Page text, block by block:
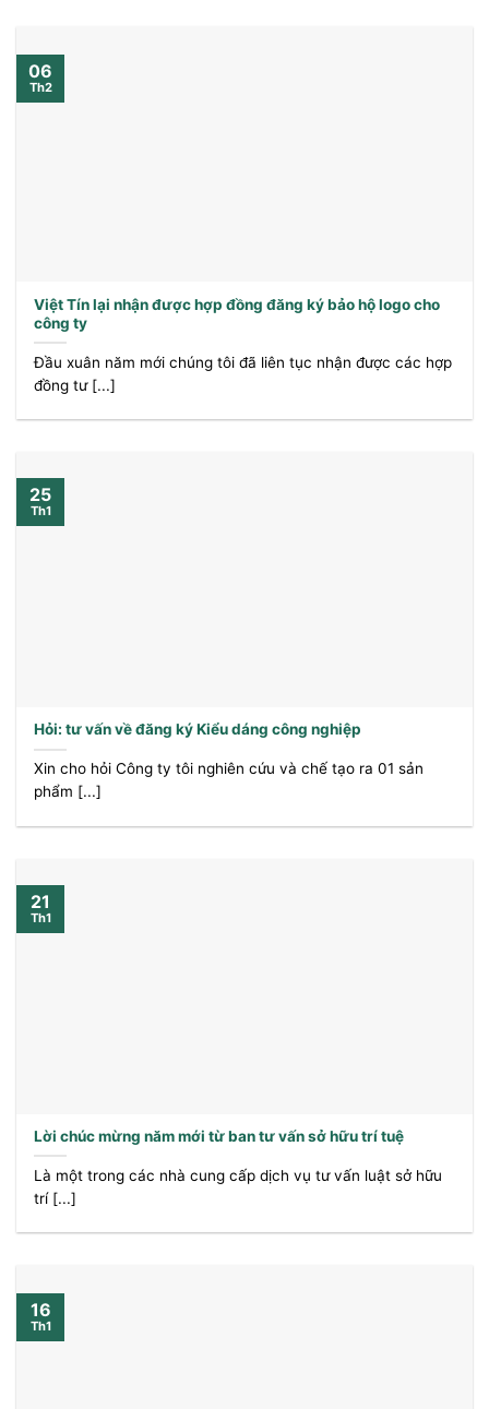
Việt Tín lại nhận được hợp đồng đăng ký bảo hộ logo cho
công ty
Đầu xuân năm mới chúng tôi đã liên tục nhận được các hợp
đồng tư [...]
06
Th2
Hỏi: tư vấn về đăng ký Kiểu dáng công nghiệp
Xin cho hỏi Công ty tôi nghiên cứu và chế tạo ra 01 sản
phẩm [...]
25
Th1
Lời chúc mừng năm mới từ ban tư vấn sở hữu trí tuệ
Là một trong các nhà cung cấp dịch vụ tư vấn luật sở hữu
trí [...]
21
Th1
16
Th1